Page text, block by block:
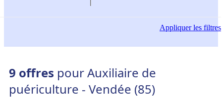
Appliquerles filtres
9 offres pour Auxiliaire de
puériculture - Vendée (85)